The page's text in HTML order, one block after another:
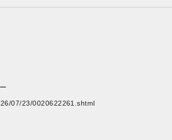
07/23/0020622261.shtml